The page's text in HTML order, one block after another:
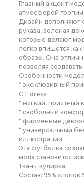
Главный акцент
атмосферой
Дизайн дополняют
рукава, зеленая
которые делают
легко впишется
образы. Она
позволяя
Особенности
* эксклюзивный
GT dress;
* мягкий, приятный
* свободный
* фирменные
* универсальный
иллюстрации.
Эта футболка
мода становится
Ткань: кулирка
Состав: 95% хлопок